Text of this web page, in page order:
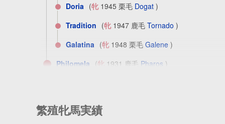
Doria (牝1945 栗毛 Dogat )
Tradition (牝1947 鹿毛 Tornado )
Galatina (牝1948 栗毛 Galene )
Philomela (牝 1931 鹿毛 Pharos )
繁殖牝馬実績